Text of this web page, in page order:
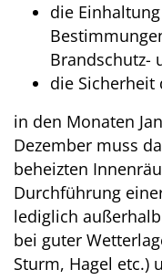
die
Brandschutz-
die Sicherheit
in den Monaten
Dezember muss
beheizten
Durchführung
lediglich
bei guter
Sturm, Hagel etc.)